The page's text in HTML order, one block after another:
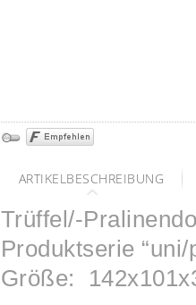
ARTIKELBESCHREIBUNG
Trüffel/-
Produktserie “uni/
Größe: